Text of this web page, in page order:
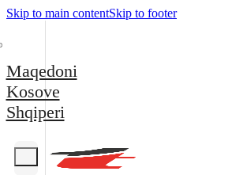
Skip to main contentSkip to footer
Maqedoni
Kosove
Shqiperi